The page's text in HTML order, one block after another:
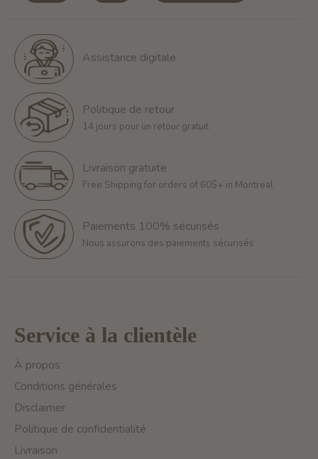
Assistance digitale
Politique de retour
14 jours pour un retour gratuit
Livraison gratuite
Free Shipping for orders of 60$+ in Montreal
Paiements 100% sécurisés
Nous assurons des paiements sécurisés
Service à la clientèle
À propos
Conditions générales
Disclaimer
Politique de confidentialité
Livraison